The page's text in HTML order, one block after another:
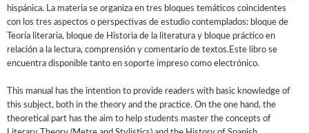
hispánica. La materia se organiza en tres bloques temáticos coincidentes
con los tres aspectos o perspectivas de estudio contemplados: bloque de
Teoría literaria, bloque de Historia de la literatura y bloque práctico en
relación a la lectura, comprensión y comentario de textos.Este libro se
encuentra disponible tanto en soporte impreso como electrónico.
This manual has the intention to provide readers with basic knowledge of
this subject, both in the theory and the practice. On the one hand, the
theoretical part has the aim to help students master the concepts of